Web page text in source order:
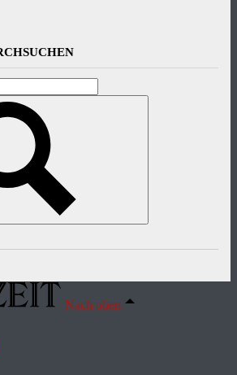
Nach oben